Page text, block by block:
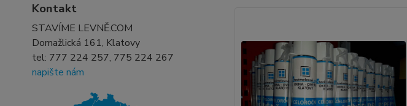
Kontakt
STAVÍME LEVNĚ.COM
Domažlická 161, Klatovy
tel: 777 224 257, 775 224 267
napište nám